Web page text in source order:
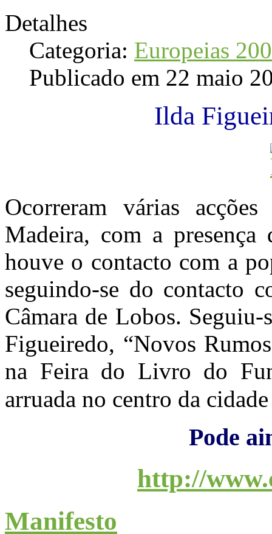
Detalhes
Categoria: Europeias
Publicado em 22 maio
Ilda
Ocorreram várias
Madeira, com a
houve o contacto com a
seguindo-se do contacto
Câmara de Lobos.
Figueiredo, “Novos
na Feira do Livro do
arruada no centro da
Pode
http://
Manifesto